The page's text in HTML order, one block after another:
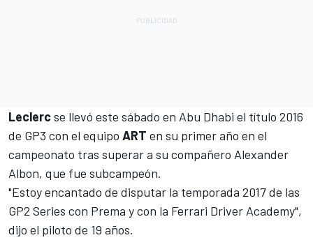
Leclercse llevó este sábado en Abu Dhabi el título 2016
de GP3 con el equipo ART en su primer año en el
campeonato tras superar a su compañero Alexander
Albon, que fue subcampeón.
"Estoy encantado de disputar la temporada 2017 de las
GP2 Series con Prema y con la Ferrari Driver Academy",
dijo el piloto de 19 años.